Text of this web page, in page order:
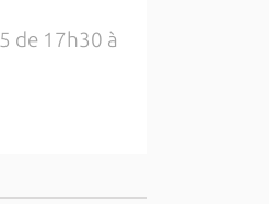
de 17h30 à